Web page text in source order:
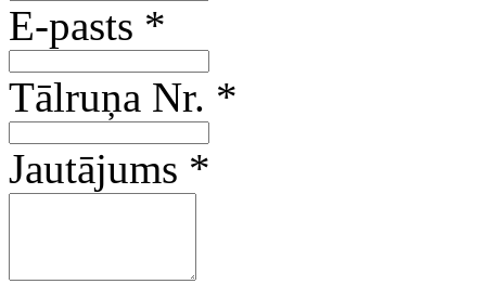
E-pasts *
Tālruņa Nr. *
Jautājums *